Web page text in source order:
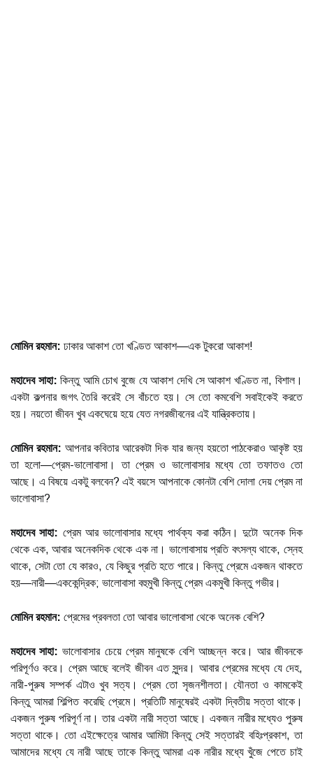
মোমিন রহমান: ঢাকার আকাশ তো খণ্ডিত আকাশ—এক টুকরো আকাশ!
মহাদেব সাহা: কিন্তু আমি চোখ বুজে যে আকাশ দেখি সে আকাশ খণ্ডিত না, বিশাল।
একটা কল্পনার জগৎ তৈরি করেই সে বাঁচতে হয়। সে তো কমবেশি সবাইকেই করতে
হয়। নয়তো জীবন খুব একঘেয়ে হয়ে যেত নগরজীবনের এই যান্ত্রিকতায়।
মোমিন রহমান: আপনার কবিতার আরেকটা দিক যার জন্য হয়তো পাঠকেরাও আকৃষ্ট হয়
তা হলো—প্রেম-ভালোবাসা। তা প্রেম ও ভালোবাসার মধ্যে তো তফাতও তো
আছে। এ বিষয়ে একটু বলবেন? এই বয়সে আপনাকে কোনটা বেশি দোলা দেয় প্রেম না
ভালোবাসা?
মহাদেব সাহা: প্রেম আর ভালোবাসার মধ্যে পার্থক্য করা কঠিন। দুটো অনেক দিক
থেকে এক, আবার অনেকদিক থেকে এক না। ভালোবাসায় প্রতি বৎসল্য থাকে, স্নেহ
থাকে, সেটা তো যে কারও, যে কিছুর প্রতি হতে পারে। কিন্তু প্রেমে একজন থাকতে
হয়—নারী—এককেন্দ্রিক; ভালোবাসা বহুমুখী কিন্তু প্রেম একমুখী কিন্তু গভীর।
মোমিন রহমান: প্রেমের প্রবলতা তো আবার ভালোবাসা থেকে অনেক বেশি?
মহাদেব সাহা:ভালোবাসার চেয়ে প্রেম মানুষকে বেশি আচ্ছন্ন করে। আর জীবনকে
পরিপূর্ণও করে। প্রেম আছে বলেই জীবন এত সুন্দর। আবার প্রেমের মধ্যে যে দেহ,
নারী-পুরুষ সম্পর্ক এটাও খুব সত্য। প্রেম তো সৃজনশীলতা। যৌনতা ও কামকেই
কিন্তু আমরা শিল্পিত করেছি প্রেমে। প্রতিটি মানুষেরই একটা দ্বিতীয় সত্তা থাকে।
একজন পুরুষ পরিপূর্ণ না। তার একটা নারী সত্তা আছে। একজন নারীর মধ্যেও পুরুষ
সত্তা থাকে। তো এইক্ষেত্রে আমার আমিটা কিন্তু সেই সত্তারই বহিঃপ্রকাশ, তা
আমাদের মধ্যে যে নারী আছে তাকে কিন্তু আমরা এক নারীর মধ্যে খুঁজে পেতে চাই